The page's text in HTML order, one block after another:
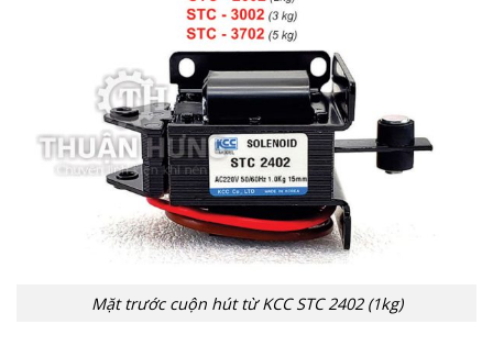
Mặt trước cuộn hút từ KCC STC 2402 (1kg)